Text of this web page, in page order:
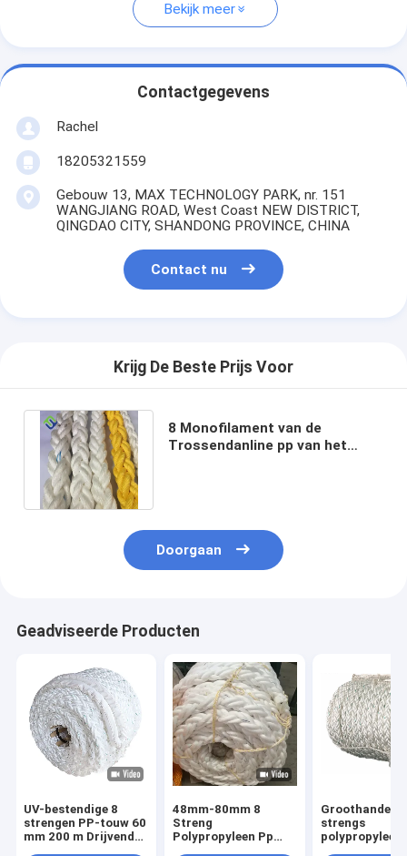
Bekijk meer
Contactgegevens
Rachel
18205321559
Gebouw 13, MAX TECHNOLOGY PARK, nr. 151
WANGJIANG ROAD, West Coast NEW DISTRICT,
QINGDAO CITY, SHANDONG PROVINCE, CHINA
Contact nu
Krijg De Beste Prijs Voor
8 Monofilament van de
Trossendanline pp van het
Doorgaan
Geadviseerde Producten
UV-bestendige 8
strengen PP-touw 60
mm 200 m Drijvend
48mm-80mm 8
Streng
Polypropyleen Pp
Groothandel 8
strengs
polypropyleen